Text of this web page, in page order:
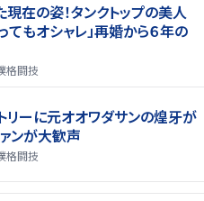
在の姿！タンクトップの美人
てもオシャレ」再婚から６年の
格闘技
トリーに元オオワダサンの煌牙が
ンが大歓声
格闘技